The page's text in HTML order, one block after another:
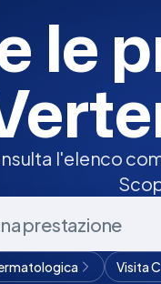
le
l'elenco
Visita